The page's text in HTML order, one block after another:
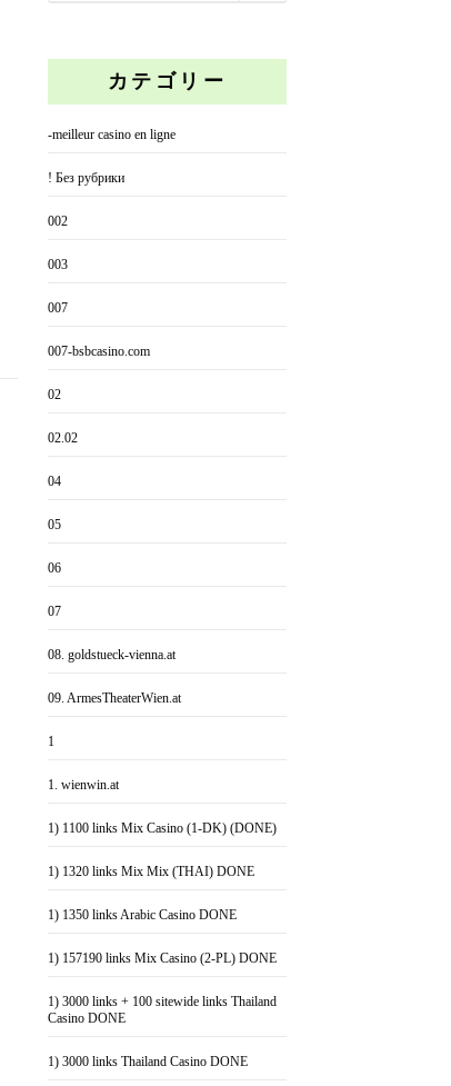
カテゴリー
-meilleur casino en ligne
! Без рубрики
002
003
007
007-bsbcasino.com
02
02.02
04
05
06
07
08. goldstueck-vienna.at
09. ArmesTheaterWien.at
1
1. wienwin.at
1) 1100 links Mix Casino (1-DK) (DONE)
1) 1320 links Mix Mix (THAI) DONE
1) 1350 links Arabic Casino DONE
1) 157190 links Mix Casino (2-PL) DONE
1) 3000 links + 100 sitewide links Thailand
Casino DONE
1) 3000 links Thailand Casino DONE